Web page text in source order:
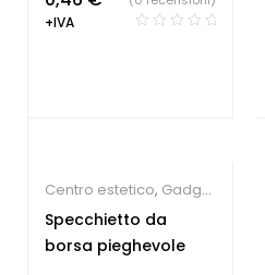
+IVA
Centro estetico, Gadget
Estate,Parrucchieri
Specchietto da
borsa pieghevole